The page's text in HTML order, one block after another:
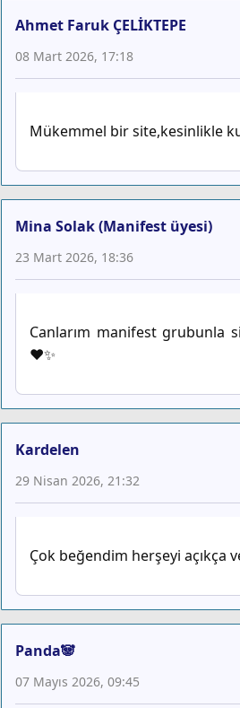
Ahmet Faruk ÇELİKTEPE
08 Mart 2026, 17:18
Mükemmel bir site,kesinlikle
Mina Solak (Manifest üyesi)
23 Mart 2026, 18:36
Canlarım manifest grubunla
❤️✨
Kardelen
29 Nisan 2026, 21:32
Çok beğendim herşeyi açıkça
Panda🐼
07 Mayıs 2026, 09:45